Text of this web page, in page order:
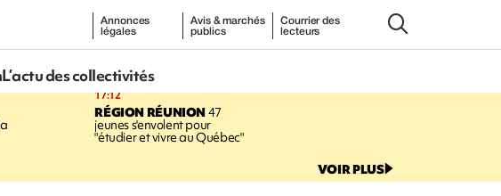
Annonces
légales
Avis & marchés
publics
Courrier des
lecteurs
L’actu des collectivités
17:12
RÉGION RÉUNION47
jeunes s'envolent pour
"étudier et vivre au Québec"
VOIR PLUS